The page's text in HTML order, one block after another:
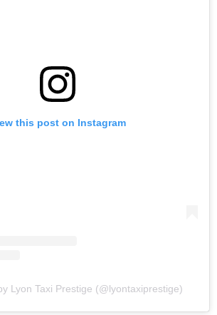
this post on Instagram
Lyon Taxi Prestige (@lyontaxiprestige)